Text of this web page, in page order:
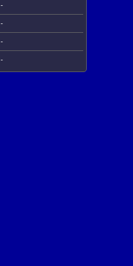
-
-
-
-